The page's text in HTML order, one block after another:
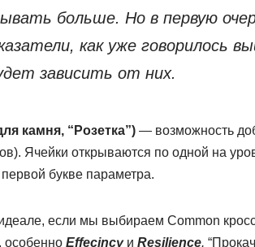
больше. Но в первую
как уже говорилось
зависить от них.
камня, “Розетка”)— возможность
Ячейки открываются по одной на
первой букве параметра.
если мы выбираем Common
особенно Effecincy и Resilience.